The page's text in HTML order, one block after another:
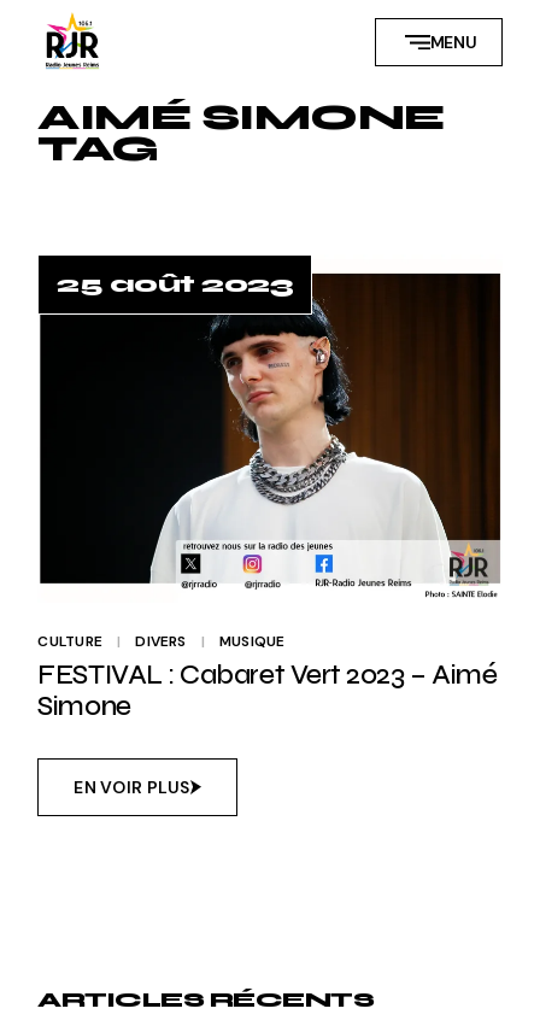
content
MENU
AIMÉ SIMONE
TAG
25 août 2023
CULTURE DIVERS MUSIQUE
FESTIVAL : Cabaret Vert 2023 – Aimé
Simone
EN VOIR PLUS
ARTICLES RÉCENTS